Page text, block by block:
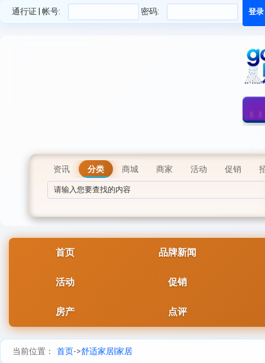
通行证 | 帐号: 密码:
资讯 分类 商城 商家 活动 促销
首页 品牌新闻
活动 促销
房产 点评
当前位置： 首页->舒适家居|家居